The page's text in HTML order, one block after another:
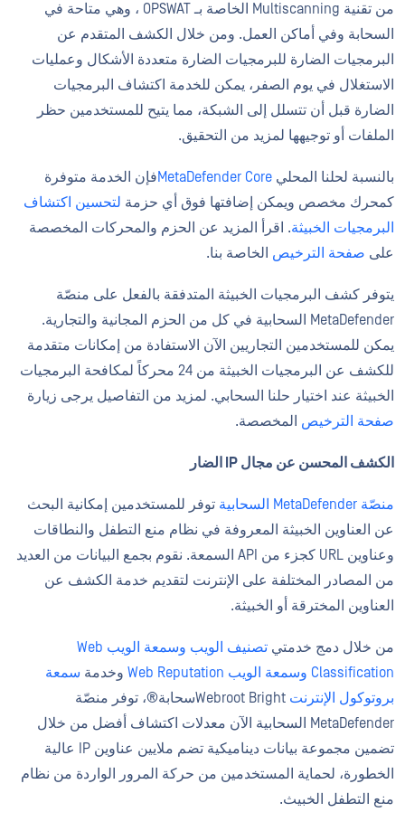
من تقنية Multiscanning الخاصة بـ OPSWAT ، وهي متاحة في
السحابة وفي أماكن العمل. ومن خلال الكشف المتقدم عن
البرمجيات الضارة للبرمجيات الضارة متعددة الأشكال وعمليات
الاستغلال في يوم الصفر، يمكن للخدمة اكتشاف البرمجيات
الضارة قبل أن تتسلل إلى الشبكة، مما يتيح للمستخدمين حظر
الملفات أو توجيهها لمزيد من التحقيق.
بالنسبة لحلنا المحلي MetaDefender Coreفإن الخدمة متوفرة
كمحرك مخصص ويمكن إضافتها فوق أي حزمة لتحسين اكتشاف
البرمجيات الخبيثة. اقرأ المزيد عن الحزم والمحركات المخصصة
على صفحة الترخيص الخاصة بنا.
يتوفر كشف البرمجيات الخبيثة المتدفقة بالفعل على منصّة
MetaDefender السحابية في كل من الحزم المجانية والتجارية.
يمكن للمستخدمين التجاريين الآن الاستفادة من إمكانات متقدمة
للكشف عن البرمجيات الخبيثة من 24 محركاً لمكافحة البرمجيات
الخبيثة عند اختيار حلنا السحابي. لمزيد من التفاصيل يرجى زيارة
صفحة الترخيص المخصصة.
الكشف المحسن عن مجال IP الضار
منصّة MetaDefender السحابية
توفر للمستخدمين إمكانية البحث
عن العناوين الخبيثة المعروفة في نظام منع التطفل والنطاقات
وعناوين URL كجزء من API السمعة. نقوم بجمع البيانات من العديد
من المصادر المختلفة على الإنترنت لتقديم خدمة الكشف عن
العناوين المخترقة أو الخبيثة.
من خلال دمج خدمتي
تصنيف الويب وسمعة الويب Web
Classification وسمعة الويب Web Reputation
وخدمة سمعة
بروتوكول الإنترنت
Webroot Brightسحابة®، توفر منصّة
MetaDefender السحابية الآن معدلات اكتشاف أفضل من خلال
تضمين مجموعة بيانات ديناميكية تضم ملايين عناوين IP عالية
الخطورة، لحماية المستخدمين من حركة المرور الواردة من نظام
منع التطفل الخبيث.